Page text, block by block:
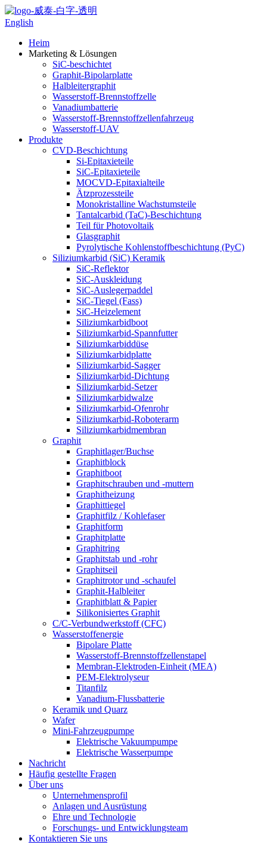
English
Heim
Marketing & Lösungen
SiC-beschichtet
Graphit-Bipolarplatte
Halbleitergraphit
Wasserstoff-Brennstoffzelle
Vanadiumbatterie
Wasserstoff-Brennstoffzellenfahrzeug
Wasserstoff-UAV
Produkte
CVD-Beschichtung
Si-Epitaxieteile
SiC-Epitaxieteile
MOCVD-Epitaxialteile
Ätzprozessteile
Monokristalline Wachstumsteile
Tantalcarbid (TaC)-Beschichtung
Teil für Photovoltaik
Glasgraphit
Pyrolytische Kohlenstoffbeschichtung (PyC)
Siliziumkarbid (SiC) Keramik
SiC-Reflektor
SiC-Auskleidung
SiC-Auslegerpaddel
SiC-Tiegel (Fass)
SiC-Heizelement
Siliziumkarbidboot
Siliziumkarbid-Spannfutter
Siliziumkarbiddüse
Siliziumkarbidplatte
Siliziumkarbid-Sagger
Siliziumkarbid-Dichtung
Siliziumkarbid-Setzer
Siliziumkarbidwalze
Siliziumkarbid-Ofenrohr
Siliziumkarbid-Roboterarm
Siliziumkarbidmembran
Graphit
Graphitlager/Buchse
Graphitblock
Graphitboot
Graphitschrauben und -muttern
Graphitheizung
Graphittiegel
Graphitfilz / Kohlefaser
Graphitform
Graphitplatte
Graphitring
Graphitstab und -rohr
Graphitseil
Graphitrotor und -schaufel
Graphit-Halbleiter
Graphitblatt & Papier
Silikonisiertes Graphit
C/C-Verbundwerkstoff (CFC)
Wasserstoffenergie
Bipolare Platte
Wasserstoff-Brennstoffzellenstapel
Membran-Elektroden-Einheit (MEA)
PEM-Elektrolyseur
Titanfilz
Vanadium-Flussbatterie
Keramik und Quarz
Wafer
Mini-Fahrzeugpumpe
Elektrische Vakuumpumpe
Elektrische Wasserpumpe
Nachricht
Häufig gestellte Fragen
Über uns
Unternehmensprofil
Anlagen und Ausrüstung
Ehre und Technologie
Forschungs- und Entwicklungsteam
Kontaktieren Sie uns